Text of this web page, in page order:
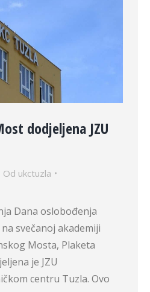
dodjeljena JZU
Od ukctuzla
Dana oslobođenja
svečanoj akademiji
Mosta, Plaketa
je JZU
centru Tuzla. Ovo